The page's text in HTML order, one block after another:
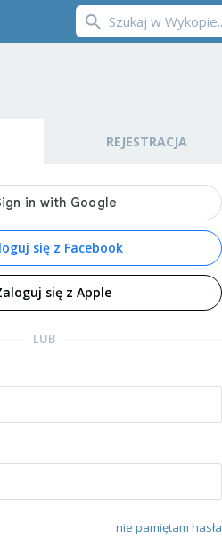
REJESTRACJA
się z Facebook
się z Apple
LUB
nie pamiętam hasła